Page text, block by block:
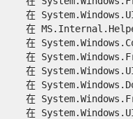
在
在
在
在
在
在
在
在